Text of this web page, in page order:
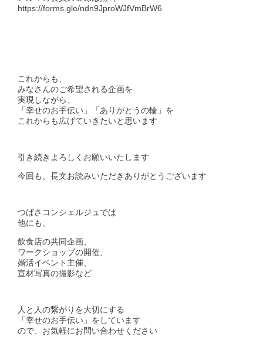
https://forms.gle/ndn9JproWJfVmBrW6
これからも、
みなさんのご希望される企画を
実現しながら、
「幸せのお手伝い」「ありがとうの輪」を
これからも広げていきたいと思います
引き続きよろしくお願いいたします
今回も、長文お読みいただきありがとうございます
つばさコンシェルジュでは
他にも、
飲食店の共同企画、
ワークショップの開催、
婚活イベント主催、
宣材写真の撮影など
人と人の繋がりを大切にする
「幸せのお手伝い」をしています
ので、お気軽にお問い合わせください